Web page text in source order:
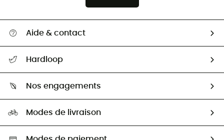
Aide & contact
Retour & remboursement
Guide des tailles
Seconde Main
Aide & Contact
Hardloop
HardGuides
Nos engagements
Sélection éco-responsable
Modes de livraison